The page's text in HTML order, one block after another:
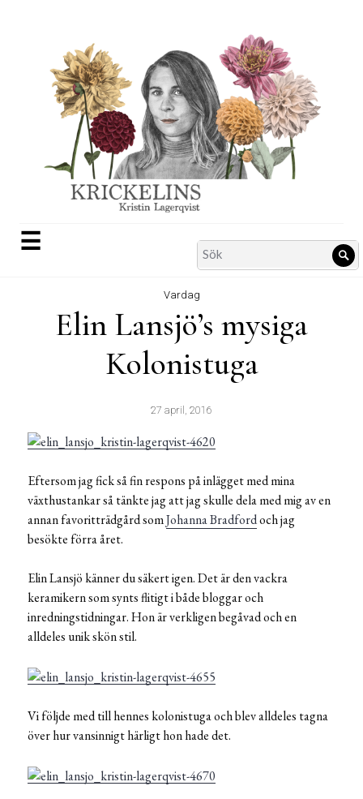
☰
Search
for:
Vardag
Elin Lansjö’s mysiga
Kolonistuga
27 april, 2016
Eftersom jag fick så fin respons på inlägget med mina
växthustankar så tänkte jag att jag skulle dela med mig av en
annan favoritträdgård somJohanna Bradfordoch jag
besökte förra året.
Elin Lansjö känner du säkert igen. Det är den vackra
keramikern som synts flitigt i både bloggar och
inredningstidningar. Hon är verkligen begåvad och en
alldeles unik skön stil.
Vi följde med till hennes kolonistuga och blev alldeles tagna
över hur vansinnigt härligt hon hade det.